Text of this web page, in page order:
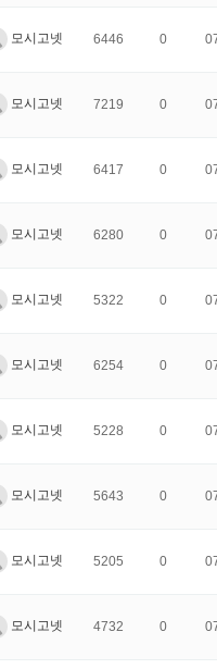
모시고넷 6446 0
모시고넷 7219 0
모시고넷 6417 0
모시고넷 6280 0
모시고넷 5322 0
모시고넷 6254 0
모시고넷 5228 0
모시고넷 5643 0
모시고넷 5205 0
모시고넷 4732 0